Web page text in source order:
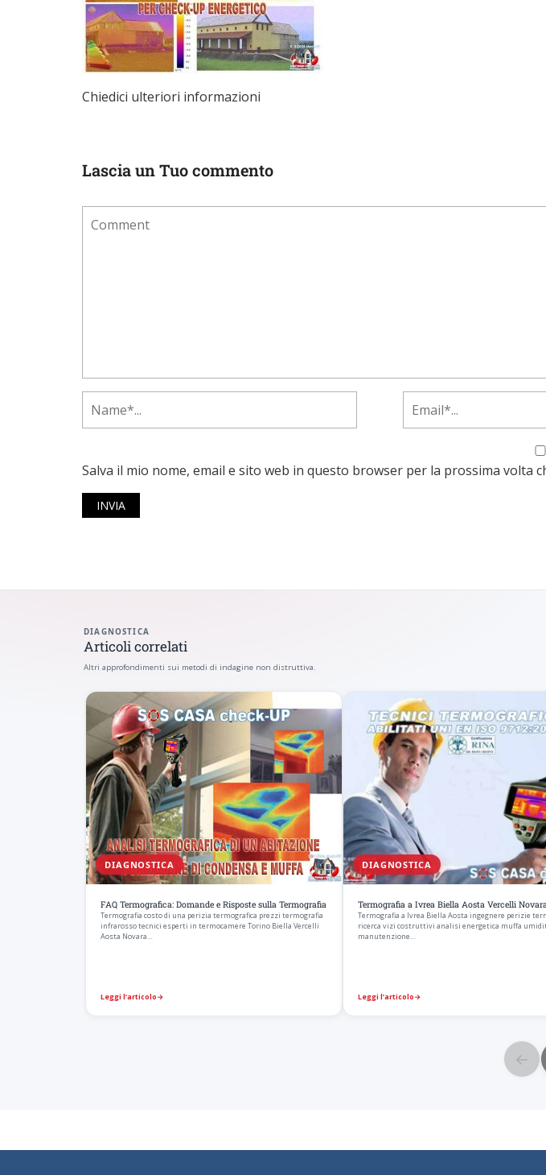
Chiedici ulteriori informazioni
Lascia un Tuo commento
Salva il mio nome, email e sito web in questo browser per la prossima volta
DIAGNOSTICA
Articoli correlati
Altri approfondimenti sui metodi di indagine non distruttiva.
DIAGNOSTICA
FAQ Termografica: Domande e Risposte sulla Termografia
Termografia costo di una perizia termografica prezzi termografia
infrarosso tecnici esperti in termocamere Torino Biella Vercelli
Aosta Novara…
Leggi l’articolo→
DIAGNOSTICA
Termografia a Ivrea Biella Aosta Vercelli Novara
Termografia a Ivrea Biella Aosta ingegnere perizie
ricerca vizi costruttivi analisi energetica muffa
manutenzione…
Leggi l’articolo→
←